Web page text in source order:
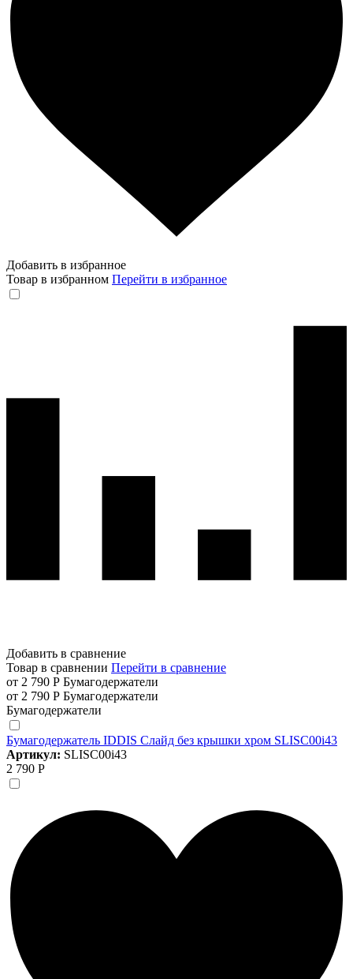
Добавить в избранное
Товар в избранном Перейти в избранное
Добавить в сравнение
Товар в сравнении Перейти в сравнение
от 2 790 Р Бумагодержатели
от 2 790 Р Бумагодержатели
Бумагодержатели
Бумагодержатель IDDIS Слайд без крышки хром SLISC00i43
Артикул: SLISC00i43
2 790 Р